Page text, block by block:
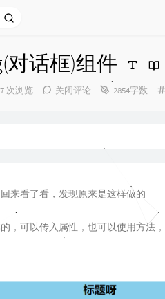
对话框)组件
次浏览 关闭评论 2854字数
来看了看，发现原来是这样做的
，可以传入属性，也可以使用方法